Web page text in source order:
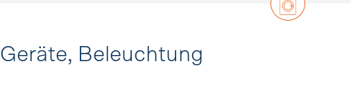
Geräte, Beleuchtung